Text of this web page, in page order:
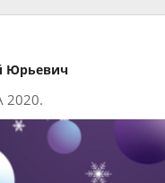
Юрьевич
2020.